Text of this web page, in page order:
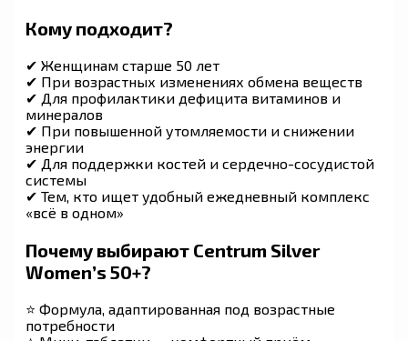
Кому подходит?
✔ Женщинам старше 50 лет
✔ При возрастных изменениях обмена веществ
✔ Для профилактики дефицита витаминов и
минералов
✔ При повышенной утомляемости и снижении
энергии
✔ Для поддержки костей и сердечно-сосудистой
системы
✔ Тем, кто ищет удобный ежедневный комплекс
«всё в одном»
Почему выбирают Centrum Silver
Women’s 50+?
⭐ Формула, адаптированная под возрастные
потребности